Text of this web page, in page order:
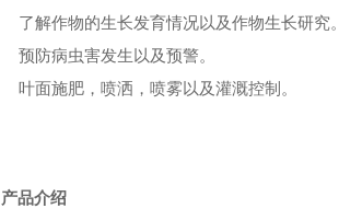
了解作物的生长发育情况以及作物生长研究。
预防病虫害发生以及预警。
叶面施肥，喷洒，喷雾以及灌溉控制。
产品介绍